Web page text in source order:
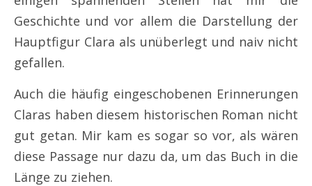
Geschichte und vor allem die Darstellung der
Hauptfigur Clara als unüberlegt und naiv nicht
gefallen.
Auch die häufig eingeschobenen Erinnerungen
Claras haben diesem historischen Roman nicht
gut getan. Mir kam es sogar so vor, als wären
diese Passage nur dazu da, um das Buch in die
Länge zu ziehen.